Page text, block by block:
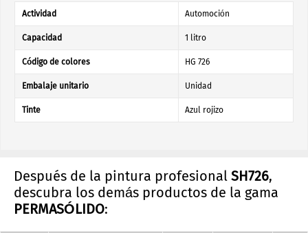
Actividad Automoción
Capacidad 1 litro
Código de colores HG 726
Embalaje unitario Unidad
Tinte Azul rojizo
Después de la pintura profesional SH726,
descubra los demás productos de la gama
PERMASÓLIDO: